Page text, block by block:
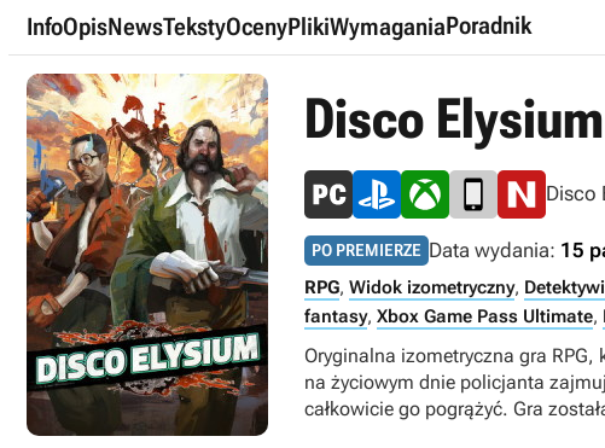
InfoOpisNewsTekstyOcenyPlikiWymaganiaPoradnik
Disco Elysium
Disco
PO PREMIERZE Data wydania: 15
RPG, Widok izometryczny,
fantasy, Xbox Game Pass Ultimate,
Oryginalna izometryczna gra
na życiowym dnie policjanta
całkowicie go pogrążyć. Gra